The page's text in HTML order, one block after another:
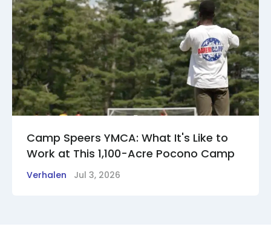
Camp Speers YMCA: What It's Like to
Work at This 1,100-Acre Pocono Camp
Verhalen Jul 3, 2026